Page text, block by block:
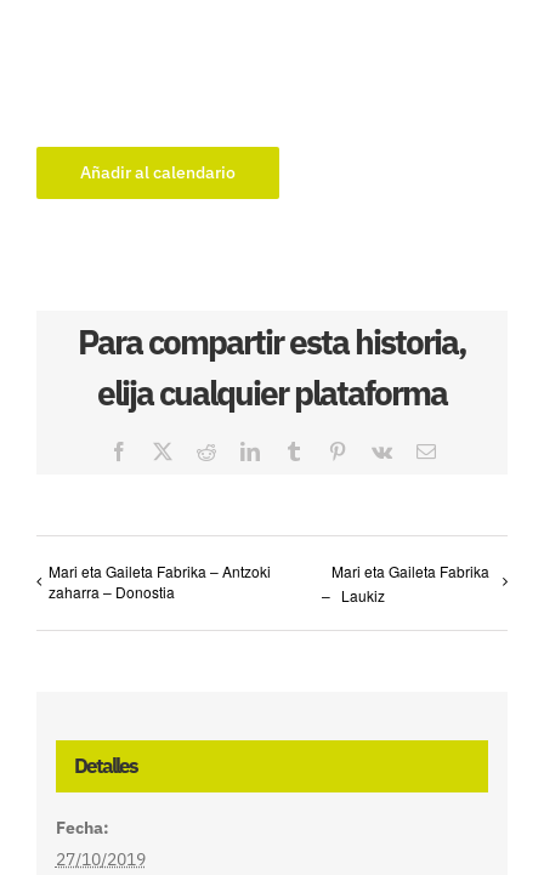
Añadir al calendario
Para compartir esta historia,
elija cualquier plataforma
Facebook RedditLinkedInTumblr Pinterest
Vk
Correo
Mari eta Gaileta Fabrika – Antzoki
zaharra – Donostia
Mari eta Gaileta Fabrika
– Laukiz
Detalles
Fecha:
27/10/2019